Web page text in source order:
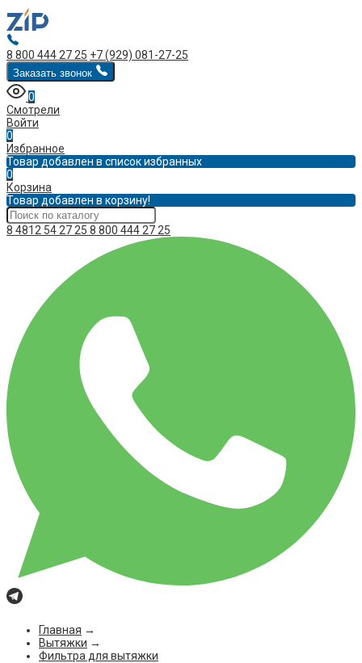
8 800 444 27 25 +7 (929) 081-27-25
Заказать звонок
0
Смотрели
Войти
0
Избранное
Товар добавлен в список избранных
0
Корзина
Товар добавлен в корзину!
8 4812 54 27 25 8 800 444 27 25
Главная →
Вытяжки →
Фильтра для вытяжки